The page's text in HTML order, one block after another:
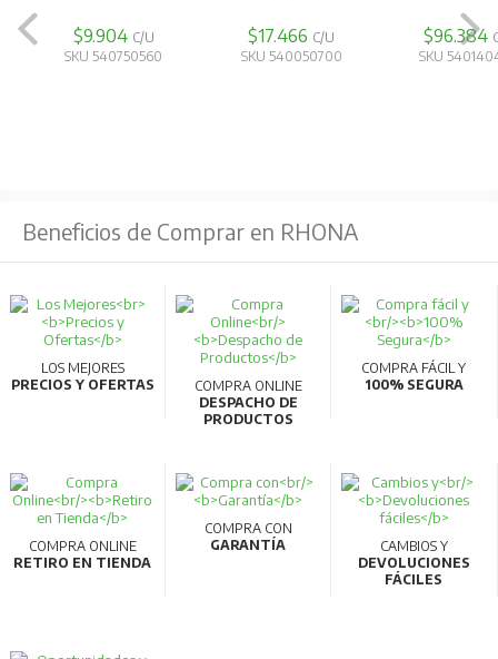
$9.904 C/U
SKU 540750560
$17.466 C/U
SKU 540050700
$96.384
SKU
Beneficios de Comprar en RHONA
LOS MEJORES
PRECIOS Y OFERTAS
COMPRA ONLINE
DESPACHO DE
PRODUCTOS
COMPRA FÁCIL Y
100% SEGURA
COMPRA ONLINE
RETIRO EN TIENDA
COMPRA CON
GARANTÍA
CAMBIOS Y
DEVOLUCIONES
FÁCILES